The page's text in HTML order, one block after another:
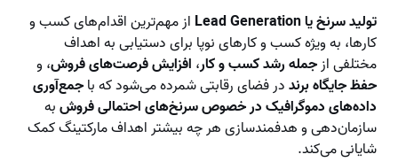
تولید سرنخ یا Lead Generation
از مهم‌ترین اقدام‌های کسب و
کارها، به ویژه کسب و کارهای نوپا برای دستیابی به اهداف
مختلفی ازجمله رشد کسب و کار، افزایش فرصت‌های فروش، و
حفظ جایگاه برنددر فضای رقابتی شمرده می‌شود که باجمع‌آوری
داده‌های دموگرافیک در خصوص سرنخ‌های احتمالی فروشبه
سازمان‌دهی و هدفمندسازی هر چه بیشتر اهداف مارکتینگ کمک
شایانی می‌کند.